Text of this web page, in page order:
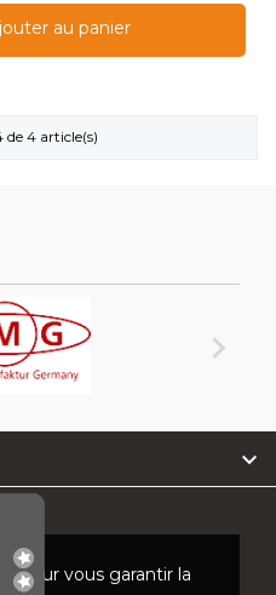
au panier
de 4 article(s)


pour vous garantir la